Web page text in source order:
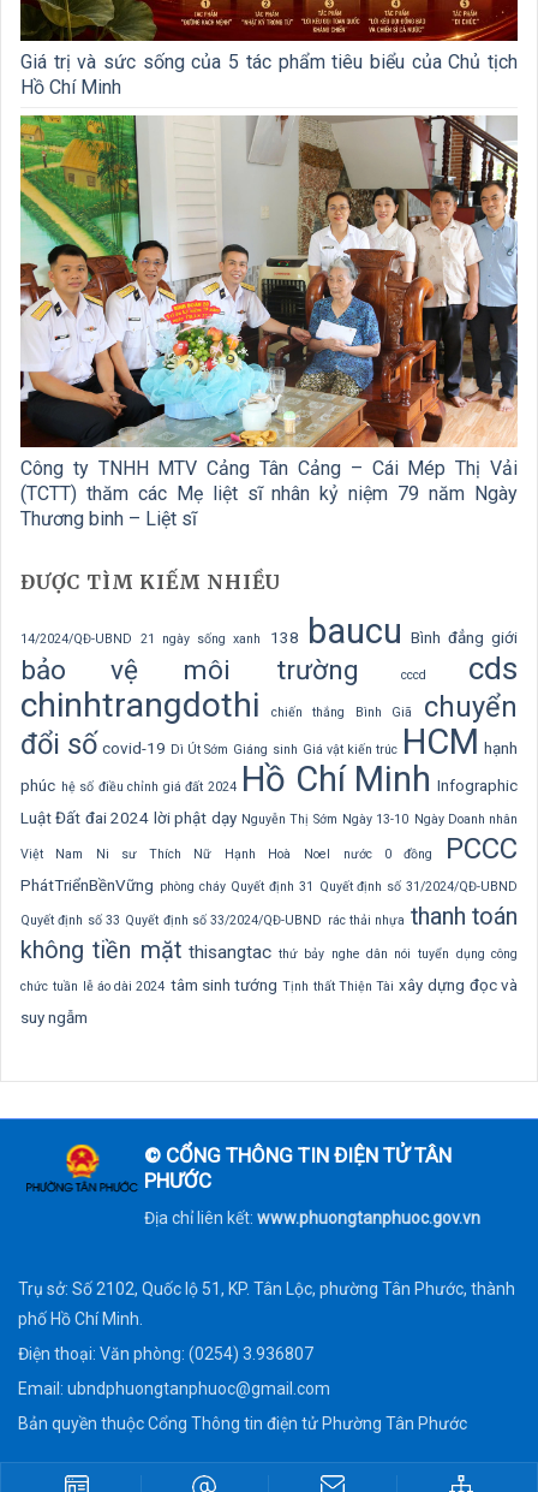
Giá trị và sức sống của 5 tác phẩm tiêu biểu của Chủ tịch
Hồ Chí Minh
Công ty TNHH MTV Cảng Tân Cảng – Cái Mép Thị Vải
(TCTT) thăm các Mẹ liệt sĩ nhân kỷ niệm 79 năm Ngày
Thương binh – Liệt sĩ
ĐƯỢC TÌM KIẾM NHIỀU
14/2024/QĐ-UBND 21 ngày sống xanh 138 baucu Bình đẳng giới
bảo vệ môi trường cccd cds
chinhtrangdothi chiến thắng Bình Giã
chuyển
đổi số covid-19 Dì Út Sớm Giáng sinh Giá vật kiến trúc HCM hạnh
phúc hệ số điều chỉnh giá đất 2024 Hồ Chí Minh Infographic
Luật Đất đai 2024 lời phật dạy Nguyễn Thị Sớm Ngày 13-10 Ngày Doanh nhân
Việt Nam Ni sư Thích Nữ Hạnh Hoà Noel nước 0 đồng PCCC
PhátTriểnBềnVững phòng cháy Quyết định 31 Quyết định số 31/2024/QĐ-UBND
Quyết định số 33 Quyết định số 33/2024/QĐ-UBND rác thải nhựa thanh toán
không tiền mặt thisangtac thứ bảy nghe dân nói tuyển dụng công
chức tuần lễ áo dài 2024 tâm sinh tướng Tịnh thất Thiện Tài xây dựng đọc và
suy ngẫm
© CỔNG THÔNG TIN ĐIỆN TỬ TÂN
PHƯỚC
Địa chỉ liên kết: www.phuongtanphuoc.gov.vn
Trụ sở: Số 2102, Quốc lộ 51, KP. Tân Lộc, phường Tân Phước, thành
phố Hồ Chí Minh.
Điện thoại: Văn phòng: (0254) 3.936807
Email: ubndphuongtanphuoc@gmail.com
Bản quyền thuộc Cổng Thông tin điện tử Phường Tân Phước